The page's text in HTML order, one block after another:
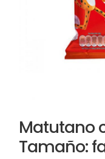
Matutano
Tamaño: